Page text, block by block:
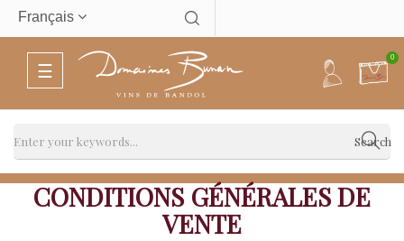
Français
Basculer
la
navigation
☰
0
Search
CONDITIONS GÉNÉRALES DE
VENTE